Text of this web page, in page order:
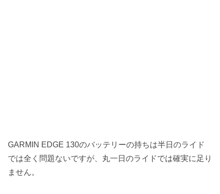
GARMIN EDGE 130のバッテリーの持ちは半日のライド
では全く問題ないですが、丸一日のライドでは確実に足り
ません。